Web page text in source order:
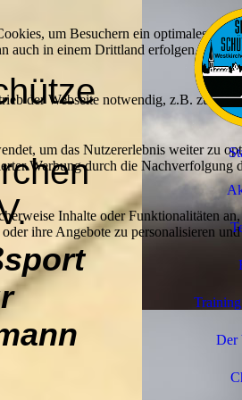
Der
um Besuchern ein optimales
auch in einem Drittland erfolgen.
der Webseite notwendig, z.B. zum
um das Nutzererlebnis weiter zu
Werbung durch die Nachverfolgung
Inhalte oder Funktionalitäten
ihre Angebote zu personalisieren